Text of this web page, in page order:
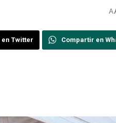
A
Twitter Compartir en